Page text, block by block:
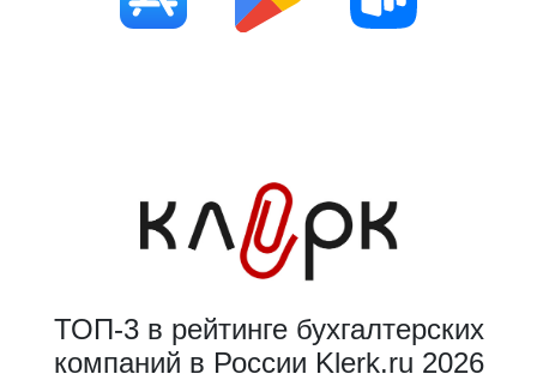
ТОП-3 в рейтинге бухгалтерских
компаний в России Klerk.ru 2026